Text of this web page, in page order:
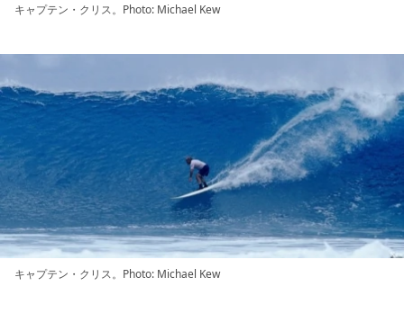
キャプテン・クリス。Photo: Michael Kew
キャプテン・クリス。Photo: Michael Kew